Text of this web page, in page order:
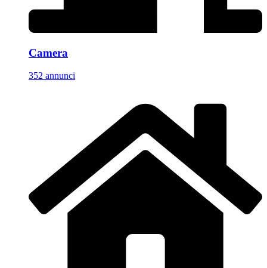
Camera
352 annunci